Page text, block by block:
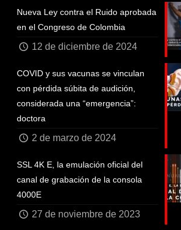
Nueva Ley contra el Ruido aprobada
en el Congreso de Colombia
12 de diciembre de 2024
COVID y sus vacunas se vinculan
con pérdida súbita de audición,
considerada una “emergencia”:
doctora
2 de marzo de 2024
SSL 4K E, la emulación oficial del
canal de grabación de la consola
4000E
27 de noviembre de 2023